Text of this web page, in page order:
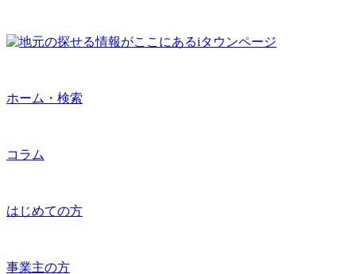
ホーム・検索
コラム
はじめての方
事業主の方